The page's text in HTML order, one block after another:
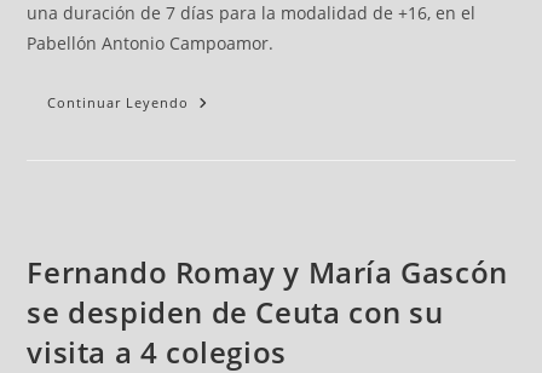
una duración de 7 días para la modalidad de +16, en el
Pabellón Antonio Campoamor.
Continuar Leyendo
Fernando Romay y María Gascón
se despiden de Ceuta con su
visita a 4 colegios